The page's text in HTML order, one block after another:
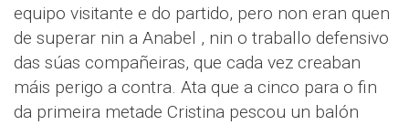
equipo visitante e do partido, pero non eran quen
de superar nin a Anabel , nin o traballo defensivo
das súas compañeiras, que cada vez creaban
máis perigo a contra. Ata que a cinco para o fin
da primeira metade Cristina pescou un balón